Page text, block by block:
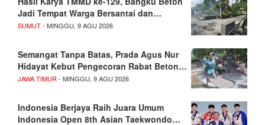
Jadi Tempat Warga Bersantai dan…
SUMUT- MINGGU, 9 AGU 2026
Semangat Tanpa Batas, Prada Agus Nur
Hidayat Kebut Pengecoran Rabat Beton…
JAWA TIMUR- MINGGU, 9 AGU 2026
Indonesia Berjaya Raih Juara Umum
Indonesia Open 8th Asian Taekwondo…